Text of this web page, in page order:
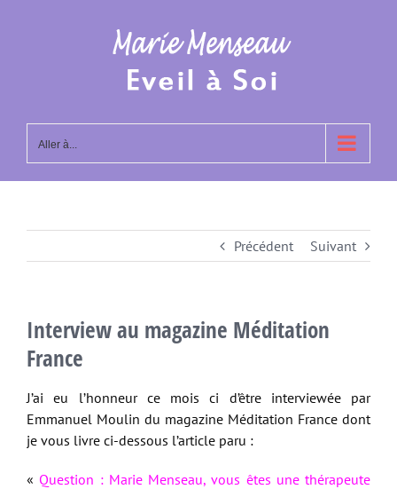
Aller à...
Précédent Suivant
Interview au magazine Méditation
France
J’ai eu l’honneur ce mois ci d’être interviewée par
Emmanuel Moulin du magazine Méditation France dont
je vous livre ci-dessous l’article paru :
«Question : Marie Menseau, vous êtes une thérapeute